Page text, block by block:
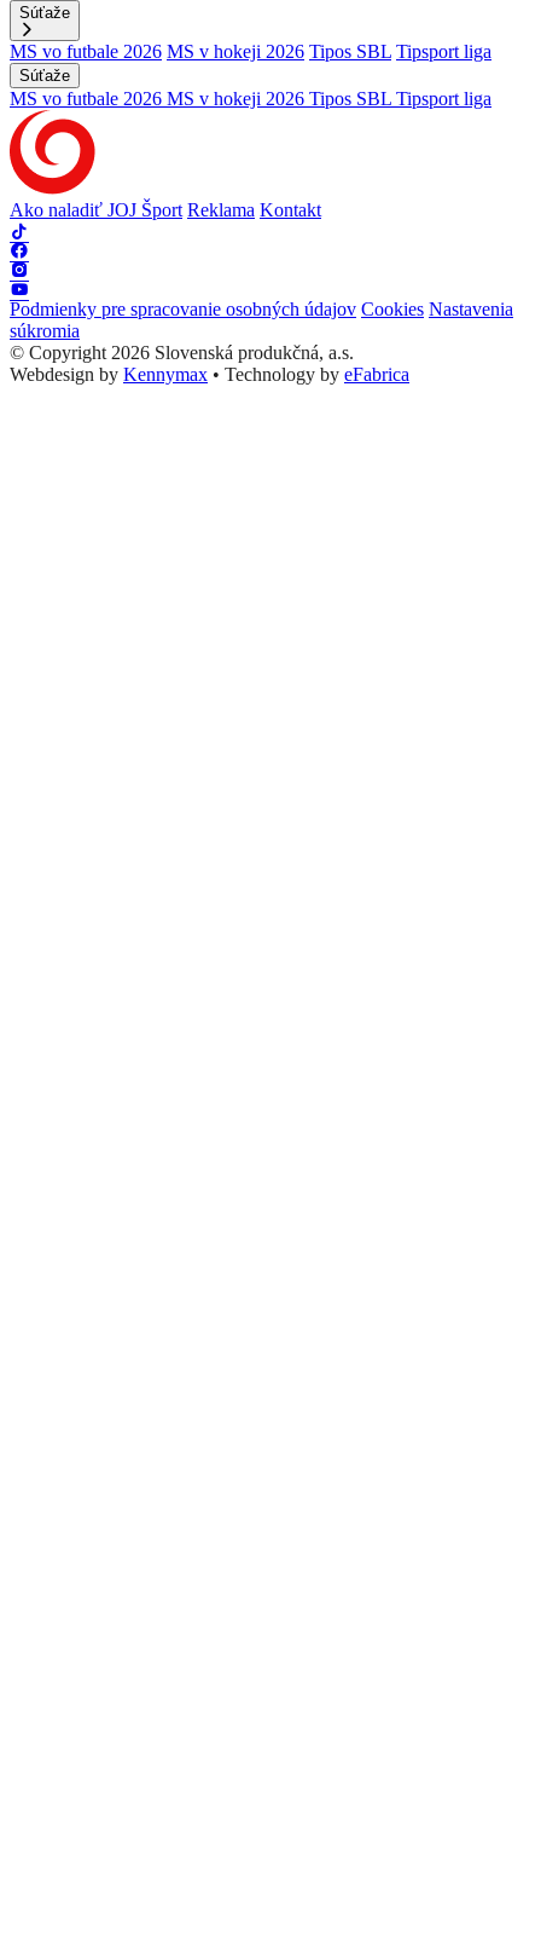
Súťaže
MS vo futbale 2026 MS v hokeji 2026 Tipos SBL Tipsport liga
Súťaže
MS vo futbale 2026 MS v hokeji 2026 Tipos SBL Tipsport liga
Ako naladiť JOJ Šport Reklama Kontakt
Podmienky pre spracovanie osobných údajov Cookies Nastavenia
súkromia
© Copyright 2026 Slovenská produkčná, a.s.
Webdesign by Kennymax • Technology by eFabrica